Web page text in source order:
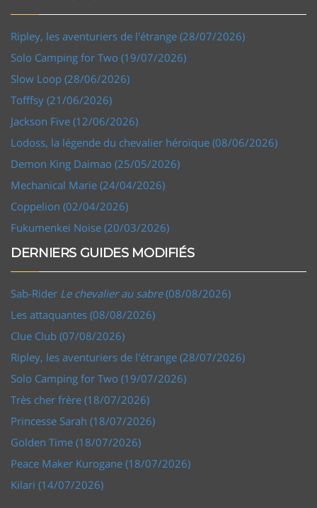
Ripley, les aventuriers de l'étrange (28/07/2026)
Solo Camping for Two (19/07/2026)
Slow Loop (28/06/2026)
Tofffsy (21/06/2026)
Jackson Five (12/06/2026)
Lodoss, la légende du chevalier héroïque (08/06/2026)
Demon King Daimao (25/05/2026)
Mechanical Marie (24/04/2026)
Coppelion (02/04/2026)
Fukumenkei Noise (20/03/2026)
DERNIERS GUIDES MODIFIÉS
Sab-Rider Le chevalier au sabre(08/08/2026)
Les attaquantes (08/08/2026)
Clue Club (07/08/2026)
Ripley, les aventuriers de l'étrange (28/07/2026)
Solo Camping for Two (19/07/2026)
Très cher frère (18/07/2026)
Princesse Sarah (18/07/2026)
Golden Time (18/07/2026)
Peace Maker Kurogane (18/07/2026)
Kilari (14/07/2026)